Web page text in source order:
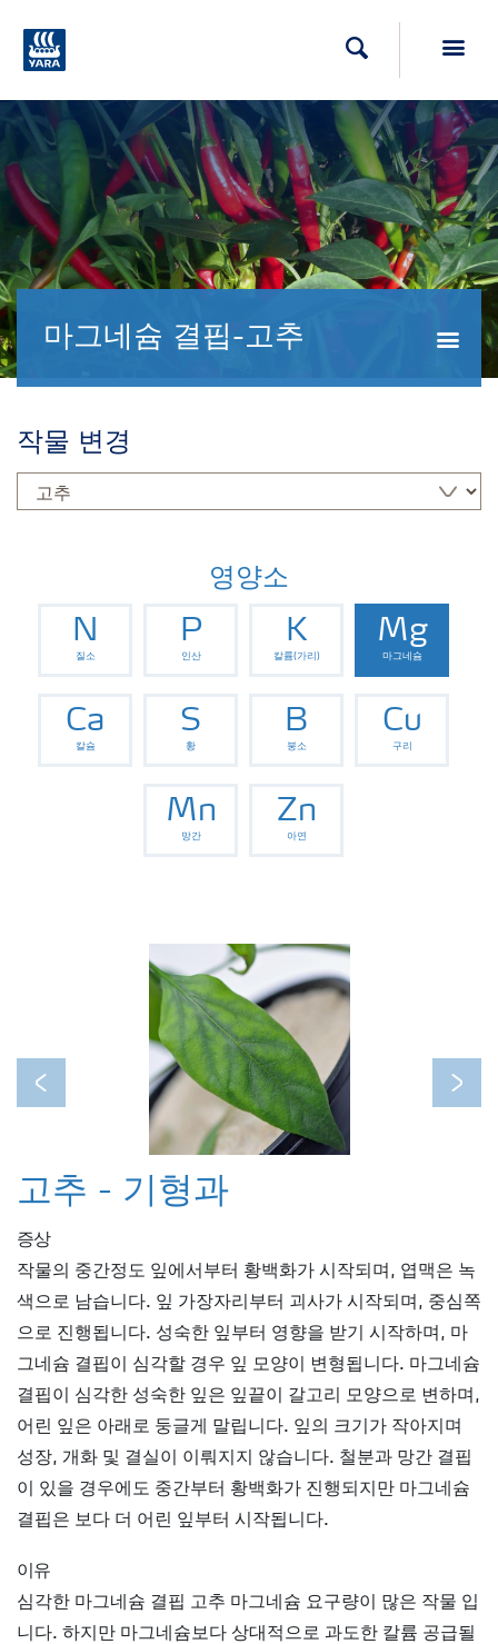
검색
마그네슘 결핍-고추
작물 변경
영양소
N
질소
P
인산
K
칼륨(가리)
Mg
마그네슘
Ca
칼슘
S
황
B
붕소
Cu
구리
Mn
망간
Zn
아연
Previous Next
고추 - 기형과
증상
작물의 중간정도 잎에서부터 황백화가 시작되며, 엽맥은 녹
색으로 남습니다. 잎 가장자리부터 괴사가 시작되며, 중심쪽
으로 진행됩니다. 성숙한 잎부터 영향을 받기 시작하며, 마
그네슘 결핍이 심각할 경우 잎 모양이 변형됩니다. 마그네슘
결핍이 심각한 성숙한 잎은 잎끝이 갈고리 모양으로 변하며,
어린 잎은 아래로 둥글게 말립니다. 잎의 크기가 작아지며
성장, 개화 및 결실이 이뤄지지 않습니다. 철분과 망간 결핍
이 있을 경우에도 중간부터 황백화가 진행되지만 마그네슘
결핍은 보다 더 어린 잎부터 시작됩니다.
이유
심각한 마그네슘 결핍 고추 마그네슘 요구량이 많은 작물 입
니다. 하지만 마그네슘보다 상대적으로 과도한 칼륨 공급될